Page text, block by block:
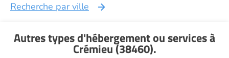
Recherche par ville
Autres types d'hébergement ou servicesà
Crémieu (38460).